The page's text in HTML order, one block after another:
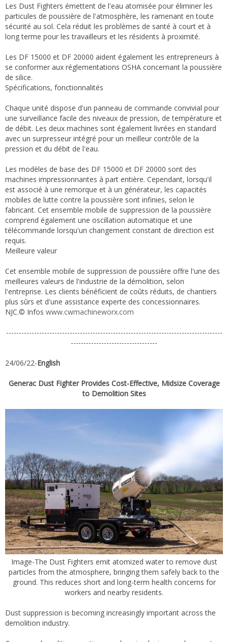
Les Dust Fighters émettent de l'eau atomisée pour éliminer les
particules de poussière de l'atmosphère, les ramenant en toute
sécurité au sol. Cela réduit les problèmes de santé à court et à
long terme pour les travailleurs et les résidents à proximité.
Les DF 15000 et DF 20000 aident également les entrepreneurs à
se conformer aux réglementations OSHA concernant la poussière
de silice.
Spécifications, fonctionnalités
Chaque unité dispose d'un panneau de commande convivial pour
une surveillance facile des niveaux de pression, de température et
de débit. Les deux machines sont également livrées en standard
avec un surpresseur intégré pour un meilleur contrôle de la
pression et du débit de l'eau.
Les modèles de base des DF 15000 et DF 20000 sont des
machines impressionnantes à part entière. Cependant, lorsqu'il
est associé à une remorque et à un générateur, les capacités
mobiles de lutte contre la poussière sont infinies, selon le
fabricant. Cet ensemble mobile de suppression de la poussière
comprend également une oscillation automatique et une
télécommande lorsqu'un changement constant de direction est
requis.
Meilleure valeur
Cet ensemble mobile de suppression de poussière offre l'une des
meilleures valeurs de l'industrie de la démolition, selon
l'entreprise. Les clients bénéficient de coûts réduits, de chantiers
plus sûrs et d'une assistance experte des concessionnaires.
NJC.© Infos www.cwmachineworx.com
-------------------------------------------------------------------------------------
----------------------------------
24/06/22-English
Generac Dust Fighter Provides Cost-Effective, Midsize Coverage
to Demolition Sites
Image-The Dust Fighters emit atomized water to remove dust
particles from the atmosphere, bringing them safely back to the
ground. This reduces short and long-term health concerns for
workers and nearby residents.
Dust suppression is becoming increasingly important across the
demolition industry.